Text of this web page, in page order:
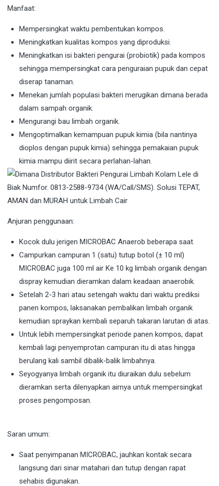
Manfaat:
Mempersingkat waktu pembentukan kompos.
Meningkatkan kualitas kompos yang diproduksi.
Meningkatkan isi bakteri pengurai (probiotik) pada kompos
sehingga mempersingkat cara penguraian pupuk dan cepat
diserap tanaman.
Menekan jumlah populasi bakteri merugikan dimana berada
dalam sampah organik.
Mengurangi bau limbah organik.
Mengoptimalkan kemampuan pupuk kimia (bila nantinya
dioplos dengan pupuk kimia) sehingga pemakaian pupuk
kimia mampu diirit secara perlahan-lahan.
Anjuran penggunaan:
Kocok dulu jerigen MICROBAC Anaerob beberapa saat.
Campurkan campuran 1 (satu) tutup botol (± 10 ml)
MICROBAC juga 100 ml air Ke 10 kg limbah organik dengan
dispray kemudian dieramkan dalam keadaan anaerobik.
Setelah 2-3 hari atau setengah waktu dari waktu prediksi
panen kompos, laksanakan pembalikan limbah organik
kemudian spraykan kembali separuh takaran larutan di atas.
Untuk lebih mempersingkat periode panen kompos, dapat
kembali lagi penyemprotan campuran itu di atas hingga
berulang kali sambil dibalik-balik limbahnya.
Seyogyanya limbah organik itu diuraikan dulu sebelum
dieramkan serta dilenyapkan airnya untuk mempersingkat
proses pengomposan.
Saran umum:
Saat penyimpanan MICROBAC, jauhkan kontak secara
langsung dari sinar matahari dan tutup dengan rapat
sehabis digunakan.